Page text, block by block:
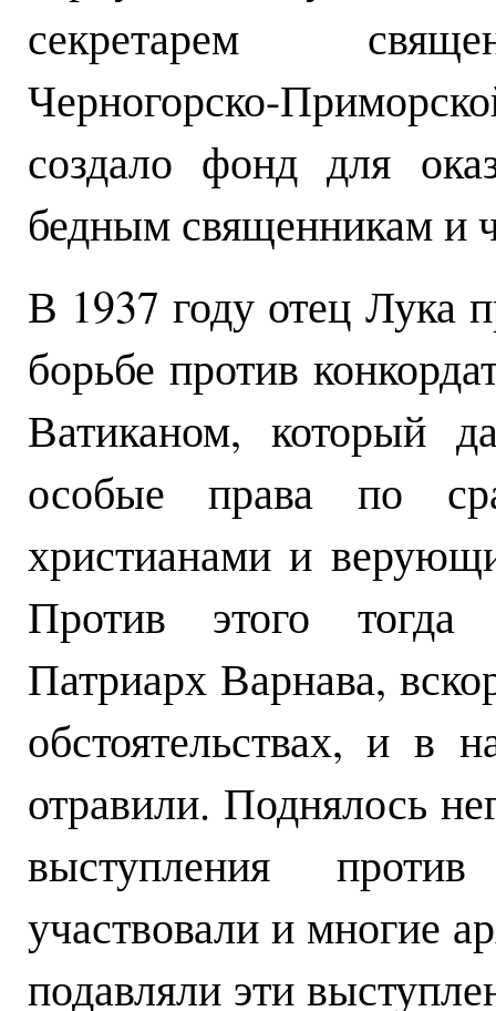
секретарем
Черногорско-
создало фонд для
бедным священникам и
В 1937 году отец Лука
борьбе против
Ватиканом, который
особые права по
христианами и
Против этого тогда
Патриарх Варнава,
обстоятельствах, и в
отравили. Поднялось
выступления
участвовали и многие
подавляли эти